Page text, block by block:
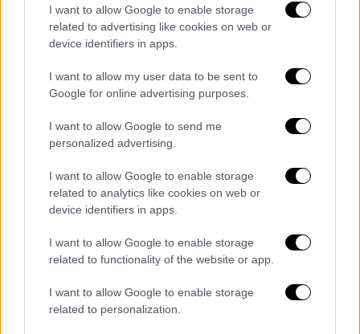
I want to allow Google to enable storage
related to advertising like cookies on web or
device identifiers in apps.
I want to allow my user data to be sent to
Google for online advertising purposes.
I want to allow Google to send me
personalized advertising.
I want to allow Google to enable storage
related to analytics like cookies on web or
device identifiers in apps.
I want to allow Google to enable storage
related to functionality of the website or app.
I want to allow Google to enable storage
related to personalization.
Πολιτική|30.11.2022 23:44
στόχος της αυτοδυναμίας στις δεύτερες
κάλπες - H σύγκριση είναι ξεκάθαρη
νοείται ανάπτυξη χωρίς αύξηση του
βιοτικού επιπέδου για όλους και πως η
πρόκληση είναι αυτή η δεκαετία να είναι η
δεκαετία ενός μεγάλου άλματος